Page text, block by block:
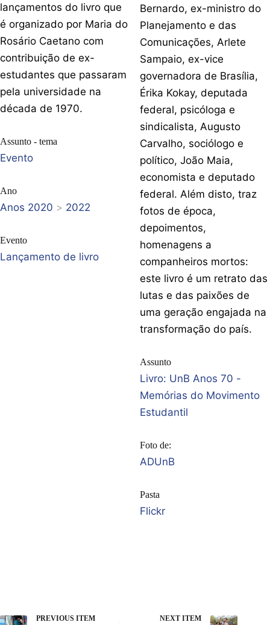
lançamentos do livro que
é organizado por Maria do
Rosário Caetano com
contribuição de ex-
estudantes que passaram
pela universidade na
década de 1970.
Assunto - tema
Evento
Ano
Anos 2020 > 2022
Evento
Lançamento de livro
Bernardo, ex-ministro do
Planejamento e das
Comunicações, Arlete
Sampaio, ex-vice
governadora de Brasília,
Érika Kokay, deputada
federal, psicóloga e
sindicalista, Augusto
Carvalho, sociólogo e
político, João Maia,
economista e deputado
federal. Além disto, traz
fotos de época,
depoimentos,
homenagens a
companheiros mortos:
este livro é um retrato das
lutas e das paixões de
uma geração engajada na
transformação do país.
Assunto
Livro: UnB Anos 70 -
Memórias do Movimento
Estudantil
Foto de:
ADUnB
Pasta
Flickr
PREVIOUS ITEM NEXT ITEM